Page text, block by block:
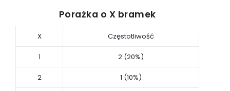
Porażka o X bramek
X Częstotliwość
1 2 (20%)
2 1 (10%)